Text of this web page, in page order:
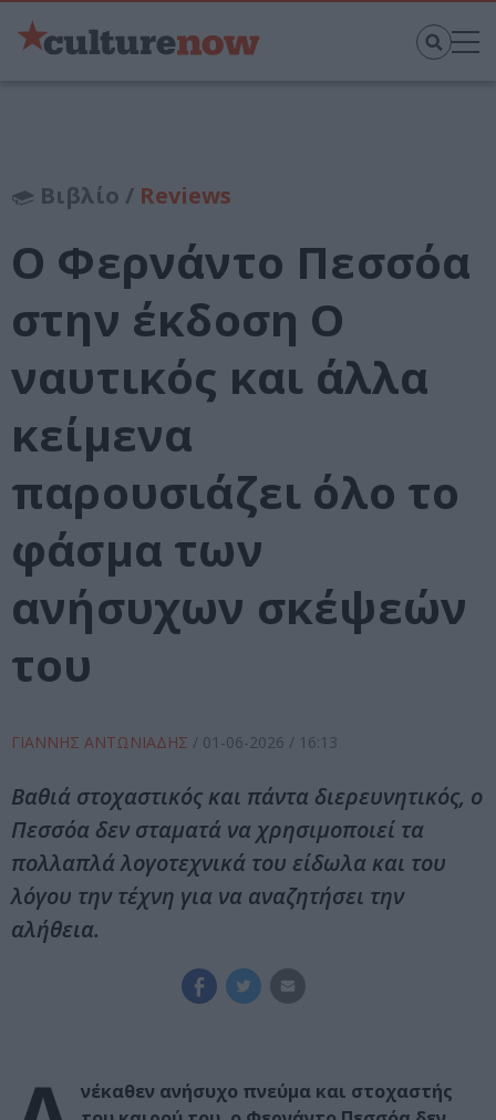
Βιβλίο / Reviews
Ο Φερνάντο Πεσσόα
στην έκδοση Ο
ναυτικός και άλλα
κείμενα
παρουσιάζει όλο το
φάσμα των
ανήσυχων σκέψεών
του
ΓΙΑΝΝΗΣ ΑΝΤΩΝΙΑΔΗΣ / 01-06-2026 / 16:13
Βαθιά στοχαστικός και πάντα διερευνητικός, ο
Πεσσόα δεν σταματά να χρησιμοποιεί τα
πολλαπλά λογοτεχνικά του είδωλα και του
λόγου την τέχνη για να αναζητήσει την
αλήθεια.
νέκαθεν ανήσυχο πνεύμα και στοχαστής